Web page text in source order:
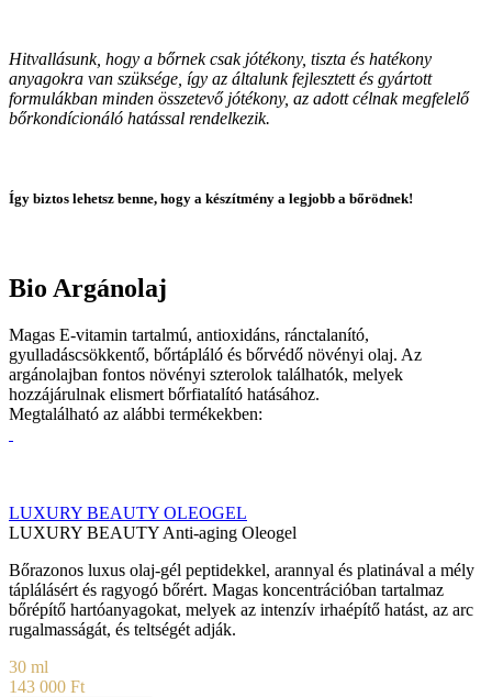
Hitvallásunk, hogy a bőrnek csak jótékony, tiszta és hatékony
anyagokra van szüksége, így az általunk fejlesztett és gyártott
formulákban minden összetevő jótékony, az adott célnak megfelelő
bőrkondícionáló hatással rendelkezik.
Így biztos lehetsz benne, hogy a készítmény a legjobb a bőrödnek!
Bio Argánolaj
Magas E-vitamin tartalmú, antioxidáns, ránctalanító,
gyulladáscsökkentő, bőrtápláló és bőrvédő növényi olaj. Az
argánolajban fontos növényi szterolok találhatók, melyek
hozzájárulnak elismert bőrfiatalító hatásához.
Megtalálható az alábbi termékekben:
LUXURY BEAUTY OLEOGEL
LUXURY BEAUTY Anti-aging Oleogel
Bőrazonos luxus olaj-gél peptidekkel, arannyal és platinával a mély
táplálásért és ragyogó bőrért. Magas koncentrációban tartalmaz
bőrépítő hartóanyagokat, melyek az intenzív irhaépítő hatást, az arc
rugalmasságát, és teltségét adják.
30 ml
143 000 Ft